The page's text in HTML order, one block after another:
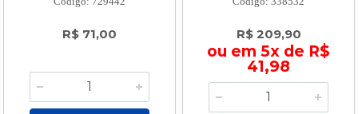
R$ 71,00 R$ 209,90
ou em 5x de R$
41,98